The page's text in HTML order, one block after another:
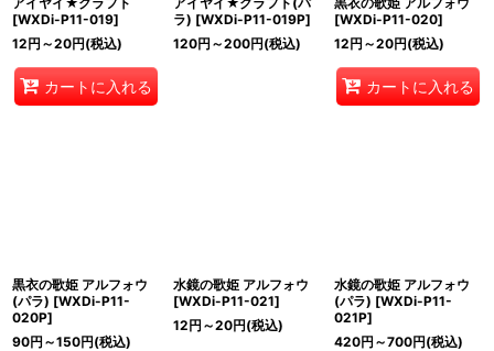
[WXDi-P11-019]
12円 ～20円(税込)
カートに入れる
ラ) [WXDi-P11-019P]
120円 ～200円(税込)
[WXDi-P11-020]
12円 ～20円(税込)
カートに入れる
黒衣の歌姫 アルフォウ
(パラ) [WXDi-P11-
020P]
90円 ～150円(税込)
水鏡の歌姫 アルフォウ
[WXDi-P11-021]
12円 ～20円(税込)
水鏡の歌姫 アルフォウ
(パラ) [WXDi-P11-
021P]
420円 ～700円(税込)